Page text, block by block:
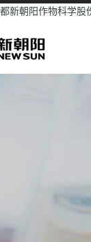
新朝阳作物科学股